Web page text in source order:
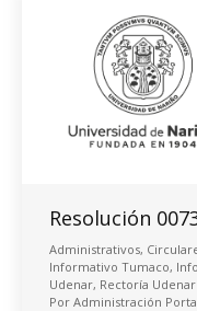
Resolución
Administrativos,
Informativo Tumaco,
Udenar, Rectoría Udenar
Por Administración